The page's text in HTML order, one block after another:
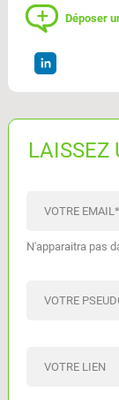
Déposer
LAISSEZ
VOTRE EMAIL *
N'apparaitra pas
VOTRE
VOTRE LIEN